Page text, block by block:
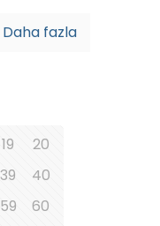
Daha fazla
19
20
39
40
59
60